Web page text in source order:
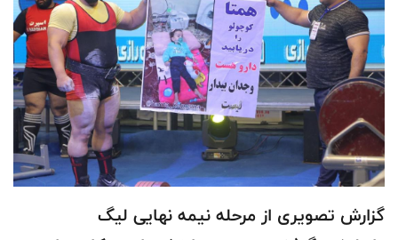
گزارش تصویری از مرحله نیمه نهایی لیگ